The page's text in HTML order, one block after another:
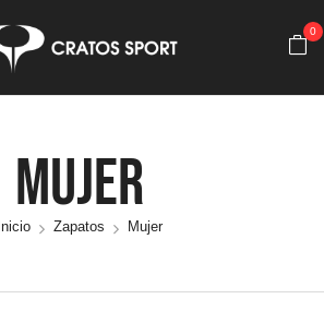
0
Mujer
Inicio Zapatos Mujer